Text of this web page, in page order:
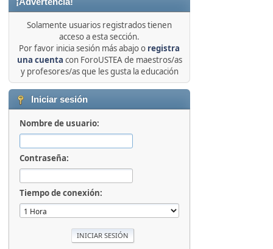
Solamente usuarios registrados tienen
acceso a esta sección.
Por favor inicia sesión más abajo o registra
una cuenta con ForoUSTEA de maestros/as
y profesores/as que les gusta la educación
Iniciar sesión
Nombre de usuario:
Contraseña:
Tiempo de conexión: